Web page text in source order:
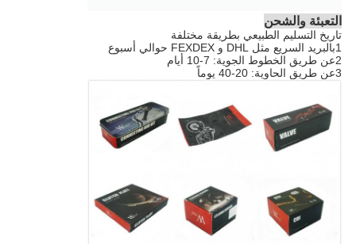
التعبئة والشحن
تاريخ التسليم الطبيعي بطريقة مختلفة
1بالبريد السريع مثل DHL و FEXDEX حوالي أسبوع
2عن طريق الخطوط الجوية: 7-10 أيام
3عن طريق الحاوية: 20-40 يوماً